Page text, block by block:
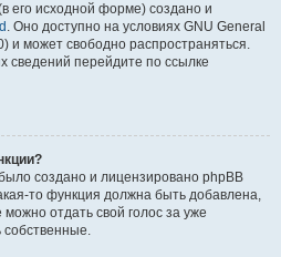
его исходной форме) создано и
. Оно доступно на условиях GNU General
и может свободно распространяться.
сведений перейдите по ссылке
создано и лицензировано phpBB
то функция должна быть добавлена,
можно отдать свой голос за уже